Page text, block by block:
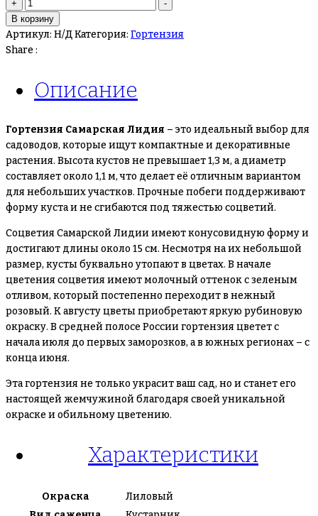
+
Количество
товара
Гортензия
Самарская
-
В корзину
Артикул: Н/ДКатегория: Гортензия
Share :
Описание
Гортензия Самарская Лидия – это идеальный выбор для
садоводов, которые ищут компактные и декоративные
растения. Высота кустов не превышает 1,3 м, а диаметр
составляет около 1,1 м, что делает её отличным вариантом
для небольших участков. Прочные побеги поддерживают
форму куста и не сгибаются под тяжестью соцветий.
Соцветия Самарской Лидии имеют конусовидную форму и
достигают длины около 15 см. Несмотря на их небольшой
размер, кусты буквально утопают в цветах. В начале
цветения соцветия имеют молочный оттенок с зеленым
отливом, который постепенно переходит в нежный
розовый. К августу цветы приобретают яркую рубиновую
окраску. В средней полосе России гортензия цветет с
начала июля до первых заморозков, а в южных регионах – с
конца июня.
Эта гортензия не только украсит ваш сад, но и станет его
настоящей жемчужиной благодаря своей уникальной
окраске и обильному цветению.
Характеристики
Окраска
Лиловый